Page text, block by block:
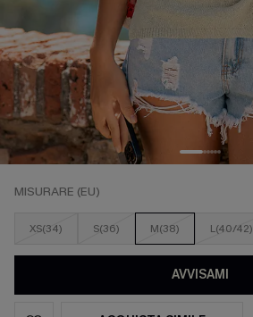
MISURARE (EU)
XS(34) S(36) M(38) L(40/42)
AVVISAMI